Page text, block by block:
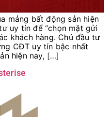
bất động sản hiện
uy tín để “chọn mặt gửi
khách hàng. Chủ đầu tư
CĐT uy tín bậc nhất
hiện nay, […]